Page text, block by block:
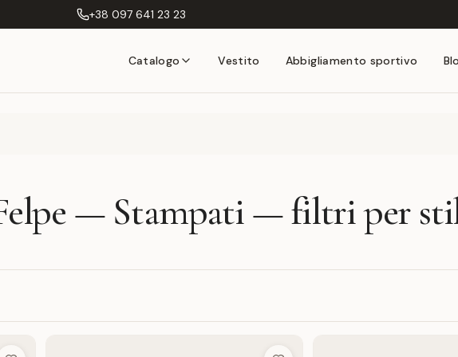
+38 097 641 23 23
Catalogo Vestito Abbigliamento sportivo
— Stampati — filtri per